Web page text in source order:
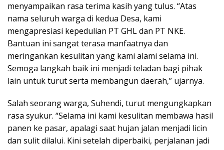
menyampaikan rasa terima kasih yang tulus. “Atas
nama seluruh warga di kedua Desa, kami
mengapresiasi kepedulian PT GHL dan PT NKE.
Bantuan ini sangat terasa manfaatnya dan
meringankan kesulitan yang kami alami selama ini.
Semoga langkah baik ini menjadi teladan bagi pihak
lain untuk turut serta membangun daerah,” ujarnya.
Salah seorang warga, Suhendi, turut mengungkapkan
rasa syukur. “Selama ini kami kesulitan membawa hasil
panen ke pasar, apalagi saat hujan jalan menjadi licin
dan sulit dilalui. Kini setelah diperbaiki, perjalanan jadi